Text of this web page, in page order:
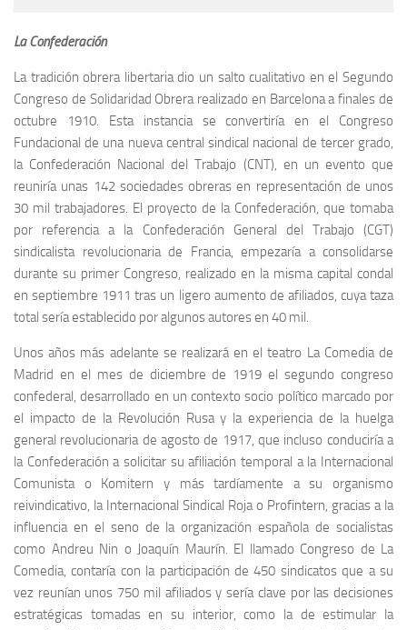
La Confederación
La tradición obrera libertaria dio un salto cualitativo en el Segundo
Congreso de Solidaridad Obrera realizado en Barcelona a finales de
octubre 1910. Esta instancia se convertiría en el Congreso
Fundacional de una nueva central sindical nacional de tercer grado,
la Confederación Nacional del Trabajo (CNT), en un evento que
reuniría unas 142 sociedades obreras en representación de unos
30 mil trabajadores. El proyecto de la Confederación, que tomaba
por referencia a la Confederación General del Trabajo (CGT)
sindicalista revolucionaria de Francia, empezaría a consolidarse
durante su primer Congreso, realizado en la misma capital condal
en septiembre 1911 tras un ligero aumento de afiliados, cuya taza
total sería establecido por algunos autores en 40 mil.
Unos años más adelante se realizará en el teatro La Comedia de
Madrid en el mes de diciembre de 1919 el segundo congreso
confederal, desarrollado en un contexto socio político marcado por
el impacto de la Revolución Rusa y la experiencia de la huelga
general revolucionaria de agosto de 1917, que incluso conduciría a
la Confederación a solicitar su afiliación temporal a la Internacional
Comunista o Komitern y más tardíamente a su organismo
reivindicativo, la Internacional Sindical Roja o Profintern, gracias a la
influencia en el seno de la organización española de socialistas
como Andreu Nin o Joaquín Maurín. El llamado Congreso de La
Comedia, contaría con la participación de 450 sindicatos que a su
vez reunían unos 750 mil afiliados y sería clave por las decisiones
estratégicas tomadas en su interior, como la de estimular la